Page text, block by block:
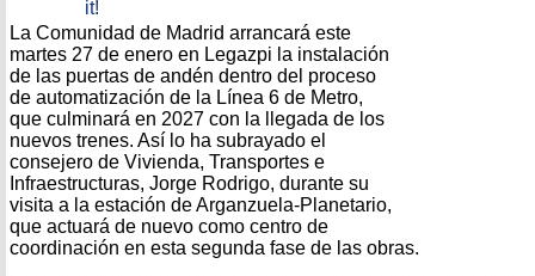
La Comunidad de Madrid arrancará este
martes 27 de enero en Legazpi la instalación
de las puertas de andén dentro del proceso
de automatización de la Línea 6 de Metro,
que culminará en 2027 con la llegada de los
nuevos trenes. Así lo ha subrayado el
consejero de Vivienda, Transportes e
Infraestructuras, Jorge Rodrigo, durante su
visita a la estación de Arganzuela-Planetario,
que actuará de nuevo como centro de
coordinación en esta segunda fase de las obras.